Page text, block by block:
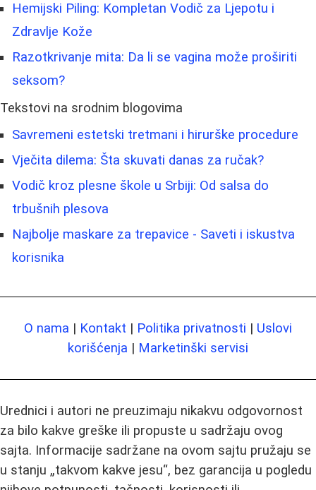
Hemijski Piling: Kompletan Vodič za Ljepotu i
Zdravlje Kože
Razotkrivanje mita: Da li se vagina može proširiti
seksom?
Tekstovi na srodnim blogovima
Savremeni estetski tretmani i hirurške procedure
Vječita dilema: Šta skuvati danas za ručak?
Vodič kroz plesne škole u Srbiji: Od salsa do
trbušnih plesova
Najbolje maskare za trepavice - Saveti i iskustva
korisnika
O nama | Kontakt | Politika privatnosti | Uslovi
korišćenja | Marketinški servisi
Urednici i autori ne preuzimaju nikakvu odgovornost
za bilo kakve greške ili propuste u sadržaju ovog
sajta. Informacije sadržane na ovom sajtu pružaju se
u stanju „takvom kakve jesu“, bez garancija u pogledu